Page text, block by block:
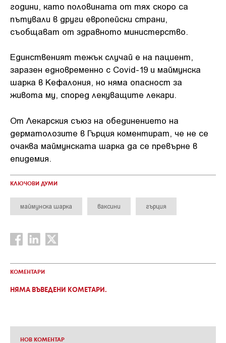
години, като половината от тях скоро са
пътували в други европейски страни,
съобщават от здравното министерство.
Единственият тежък случай е на пациент,
заразен едновременно с Covid-19 и маймунска
шарка в Кефалония, но няма опасност за
живота му, според лекуващите лекари.
От Лекарския съюз на обединението на
дерматолозите в Гърция коментират, че не се
очаква маймунската шарка да се превърне в
епидемия.
КЛЮЧОВИ ДУМИ
маймунска шарка ваксини гърция
КОМЕНТАРИ
НЯМА ВЪВЕДЕНИ КОМЕТАРИ.
НОВ КОМЕНТАР